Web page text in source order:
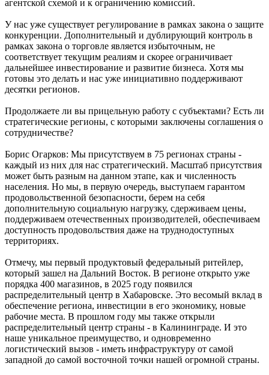
агентской схемой и к ограничению комиссий.
У нас уже существует регулирование в рамках закона о защите
конкуренции. Дополнительный и дублирующий контроль в
рамках закона о торговле является избыточным, не
соответствует текущим реалиям и скорее ограничивает
дальнейшее инвестирование и развитие бизнеса. Хотя мы
готовы это делать и нас уже инициативно поддерживают
десятки регионов.
Продолжаете ли вы прицельную работу с субъектами? Есть ли
стратегические регионы, с которыми заключены соглашения о
сотрудничестве?
Борис Огарков: Мы присутствуем в 75 регионах страны -
каждый из них для нас стратегический. Масштаб присутствия
может быть разным на данном этапе, как и численность
населения. Но мы, в первую очередь, выступаем гарантом
продовольственной безопасности, берем на себя
дополнительную социальную нагрузку, сдерживаем цены,
поддерживаем отечественных производителей, обеспечиваем
доступность продовольствия даже на труднодоступных
территориях.
Отмечу, мы первый продуктовый федеральный ритейлер,
который зашел на Дальний Восток. В регионе открыто уже
порядка 400 магазинов, в 2025 году появился
распределительный центр в Хабаровске. Это весомый вклад в
обеспечение региона, инвестиции в его экономику, новые
рабочие места. В прошлом году мы также открыли
распределительный центр страны - в Калининграде. И это
наше уникальное преимущество, и одновременно
логистический вызов - иметь инфраструктуру от самой
западной до самой восточной точки нашей огромной страны.